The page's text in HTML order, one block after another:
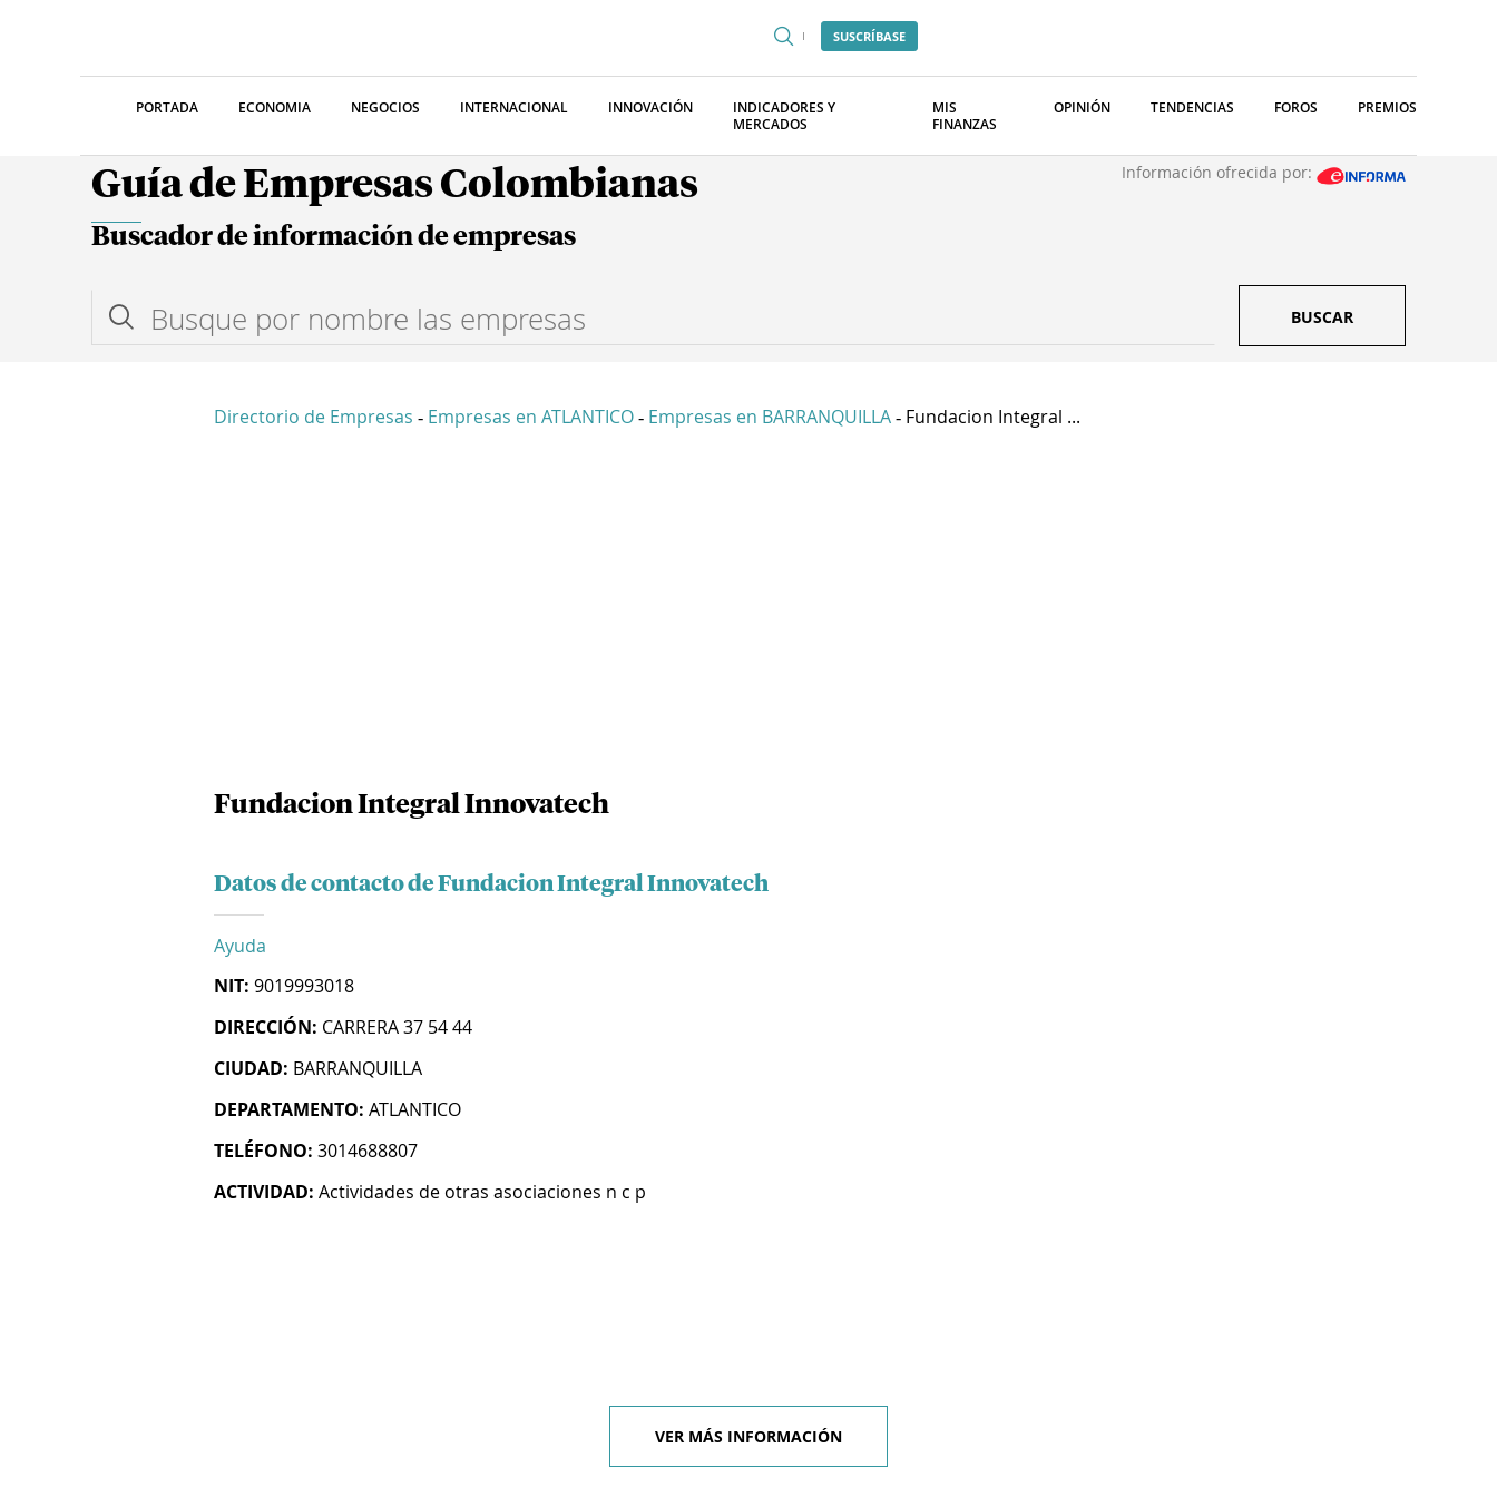
SUSCRÍBASE
PORTADA ECONOMIA NEGOCIOS INTERNACIONAL INNOVACIÓN
INDICADORES Y
MERCADOS
MIS
FINANZAS
OPINIÓN TENDENCIAS FOROS PREMIOS
Guía de Empresas Colombianas Información ofrecida por:
Buscador de información de empresas
BUSCAR
Directorio de Empresas - Empresas en ATLANTICO - Empresas en BARRANQUILLA - Fundacion Integral ...
Fundacion Integral Innovatech
Datos de contacto de Fundacion Integral Innovatech
Ayuda
NIT: 9019993018
DIRECCIÓN: CARRERA 37 54 44
CIUDAD: BARRANQUILLA
DEPARTAMENTO: ATLANTICO
TELÉFONO: 3014688807
ACTIVIDAD: Actividades de otras asociaciones n c p
VER MÁS INFORMACIÓN